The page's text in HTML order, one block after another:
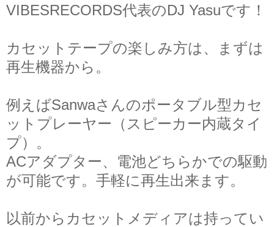
VIBESRECORDS代表のDJ Yasuです！
カセットテープの楽しみ方は、まずは
再生機器から。
例えばSanwaさんのポータブル型カセ
ットプレーヤー（スピーカー内蔵タイ
プ）。
ACアダプター、電池どちらかでの駆動
が可能です。手軽に再生出来ます。
以前からカセットメディアは持ってい